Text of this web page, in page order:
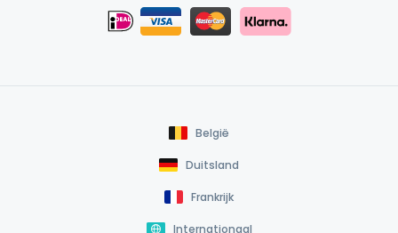
iDEAL
Safe Payment Card
Safe Payment Klarna
België
Duitsland
Frankrijk
Internationaal